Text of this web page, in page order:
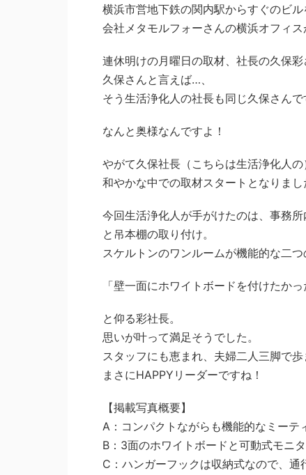
横浜市営地下鉄の関内駅からすぐのビ
会社メタモルフォーさんの横浜オフィス
連休明けの月曜日の取材、社長の久保彩
久保さんと言えば…、
そう生活浄化人の社長も同じ久保さんで
なんと奥様なんですよ！
やがて久保社長（こちらは生活浄化人
和やかな中での取材スタートとなりまし
今回生活浄化人が手がけたのは、事務
と吊本棚の取り付け。
スケルトンのワンルームが機能的な二つ
「壁一面にホワイトボードを付けたかっ
と仰る彩社長。
思いが叶って満足そうでした。
スタッフにも恵まれ、夫婦二人三脚で歩
まさにHAPPYリーダーですね！
【掲載写真概要】
A：コンパクトながらも機能的なミーテ
B：3面のホワイトボードと可動式モニタ
C：ハンガーフックは収納式なので、通